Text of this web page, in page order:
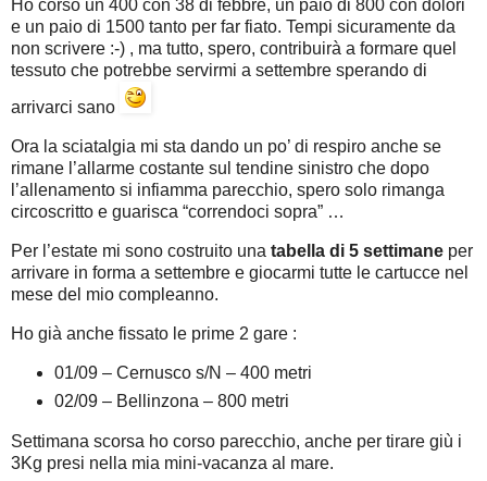
Ho corso un 400 con 38 di febbre, un paio di 800 con dolori
e un paio di 1500 tanto per far fiato. Tempi sicuramente da
non scrivere :-) , ma tutto, spero, contribuirà a formare quel
tessuto che potrebbe servirmi a settembre sperando di
arrivarci sano
Ora la sciatalgia mi sta dando un po’ di respiro anche se
rimane l’allarme costante sul tendine sinistro che dopo
l’allenamento si infiamma parecchio, spero solo rimanga
circoscritto e guarisca “correndoci sopra” …
Per l’estate mi sono costruito una tabella di 5 settimane per
arrivare in forma a settembre e giocarmi tutte le cartucce nel
mese del mio compleanno.
Ho già anche fissato le prime 2 gare :
01/09 – Cernusco s/N – 400 metri
02/09 – Bellinzona – 800 metri
Settimana scorsa ho corso parecchio, anche per tirare giù i
3Kg presi nella mia mini-vacanza al mare.